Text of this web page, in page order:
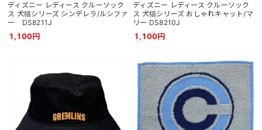
ディズニー レディース クルーソック
ス 犬猫シリーズ シンデレラ/ルシファ
ー DS8211J
1,100円
ディズニー レディース クルーソック
ス 犬猫シリーズ おしゃれキャット/マ
リー DS8210J
1,100円